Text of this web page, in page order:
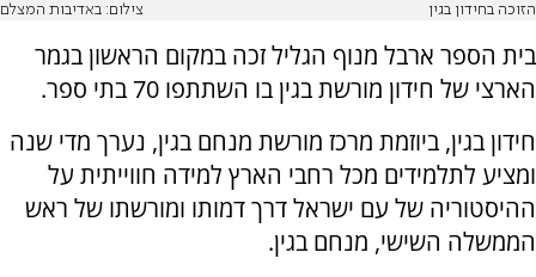
הזוכה בחידון בגין צילום: באדיבות המצלם
בית הספר ארבל מנוף הגליל זכה במקום הראשון בגמר
הארצי של חידון מורשת בגין בו השתתפו 70 בתי ספר.
חידון בגין, ביוזמת מרכז מורשת מנחם בגין, נערך מדי שנה
ומציע לתלמידים מכל רחבי הארץ למידה חווייתית על
ההיסטוריה של עם ישראל דרך דמותו ומורשתו של ראש
הממשלה השישי, מנחם בגין.